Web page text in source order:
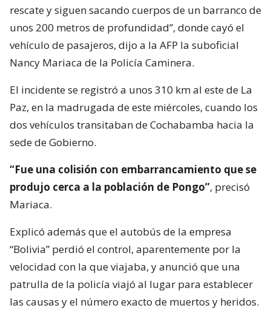
rescate y siguen sacando cuerpos de un barranco de
unos 200 metros de profundidad”, donde cayó el
vehículo de pasajeros, dijo a la AFP la suboficial
Nancy Mariaca de la Policía Caminera.
El incidente se registró a unos 310 km al este de La
Paz, en la madrugada de este miércoles, cuando los
dos vehículos transitaban de Cochabamba hacia la
sede de Gobierno.
“Fue una colisión con embarrancamiento que se
produjo cerca a la población de Pongo”, precisó
Mariaca.
Explicó además que el autobús de la empresa
“Bolivia” perdió el control, aparentemente por la
velocidad con la que viajaba, y anunció que una
patrulla de la policía viajó al lugar para establecer
las causas y el número exacto de muertos y heridos.